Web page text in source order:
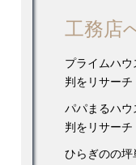
工務店
プライムハ
判をリサーチ
パパまるハ
判をリサーチ
ひらぎのの坪